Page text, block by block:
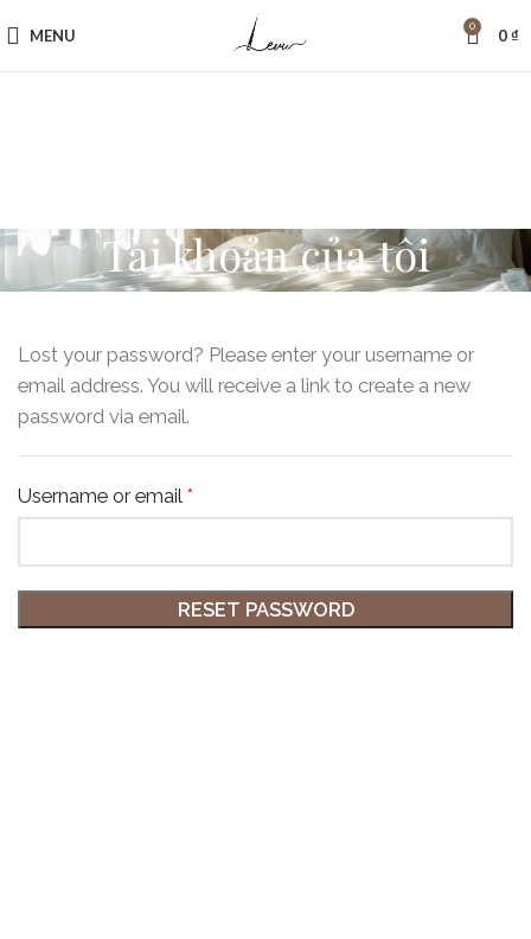
MENU 0 0₫
Tài khoản của tôi
Lost your password? Please enter your username or
email address. You will receive a link to create a new
password via email.
Username or email *
RESET PASSWORD